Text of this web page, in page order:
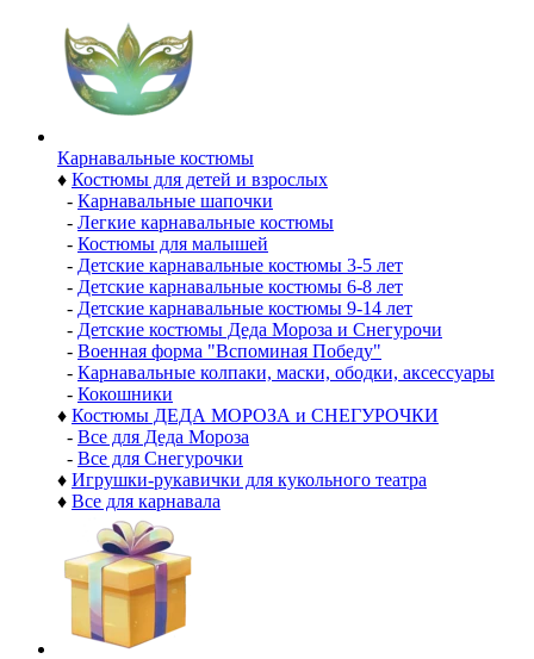
Карнавальные костюмы
♦ Костюмы для детей и взрослых
- Карнавальные шапочки
- Легкие карнавальные костюмы
- Костюмы для малышей
- Детские карнавальные костюмы 3-5 лет
- Детские карнавальные костюмы 6-8 лет
- Детские карнавальные костюмы 9-14 лет
- Детские костюмы Деда Мороза и Снегурочи
- Военная форма "Вспоминая Победу"
- Карнавальные колпаки, маски, ободки, аксессуары
- Кокошники
♦ Костюмы ДЕДА МОРОЗА и СНЕГУРОЧКИ
- Все для Деда Мороза
- Все для Снегурочки
♦ Игрушки-рукавички для кукольного театра
♦ Все для карнавала